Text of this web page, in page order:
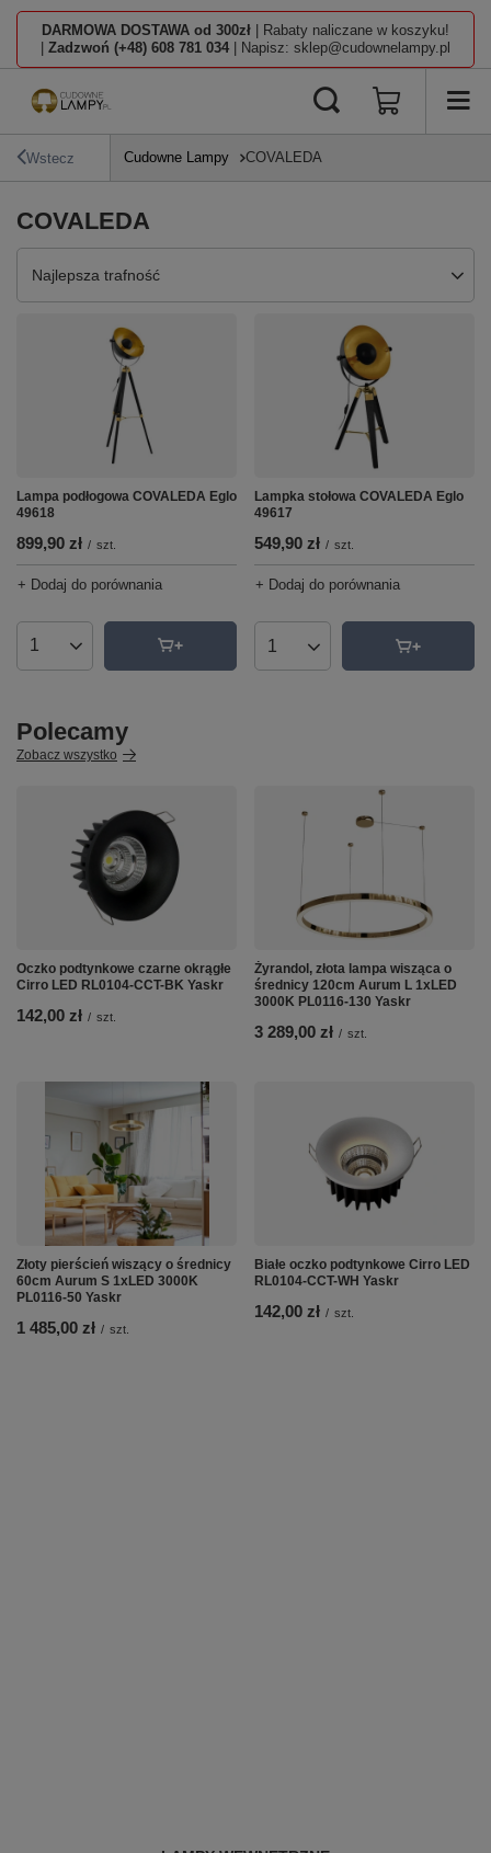
DARMOWA DOSTAWA od 300zł | Rabaty naliczane w koszyku!
Zadzwoń (+48) 608 781 034 | Napisz: sklep@cudownelampy.pl
Wstecz Cudowne Lampy COVALEDA
COVALEDA
Zmień sortowanie
Najlepsza trafność
Lampa podłogowa COVALEDA Eglo
49618
899,90 zł / szt.
+ Dodaj do porównania
Ilość produktów
Lampka stołowa COVALEDA Eglo
49617
549,90 zł / szt.
+ Dodaj do porównania
Ilość produktów
Polecamy
Zobacz wszystko
Oczko podtynkowe czarne okrągłe
Cirro LED RL0104-CCT-BK Yaskr
142,00 zł / szt.
Żyrandol, złota lampa wisząca o
średnicy 120cm Aurum L 1xLED
3000K PL0116-130 Yaskr
3 289,00 zł / szt.
Złoty pierścień wiszący o średnicy
60cm Aurum S 1xLED 3000K
PL0116-50 Yaskr
1 485,00 zł / szt.
Białe oczko podtynkowe Cirro LED
RL0104-CCT-WH Yaskr
142,00 zł / szt.